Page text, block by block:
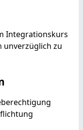
Integrationskurs
unverzüglich zu